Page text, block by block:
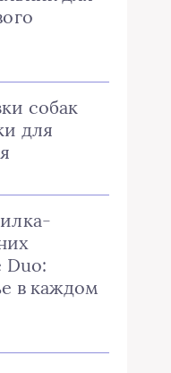
собак
для
Duo:
в каждом